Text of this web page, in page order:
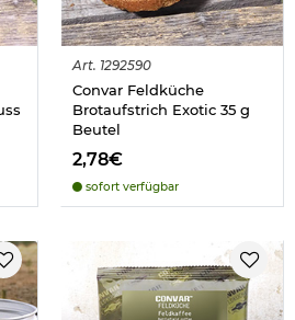
Art. 1292590
Convar Feldküche
Brotaufstrich Exotic 35 g
Beutel
2,78€
sofort verfügbar